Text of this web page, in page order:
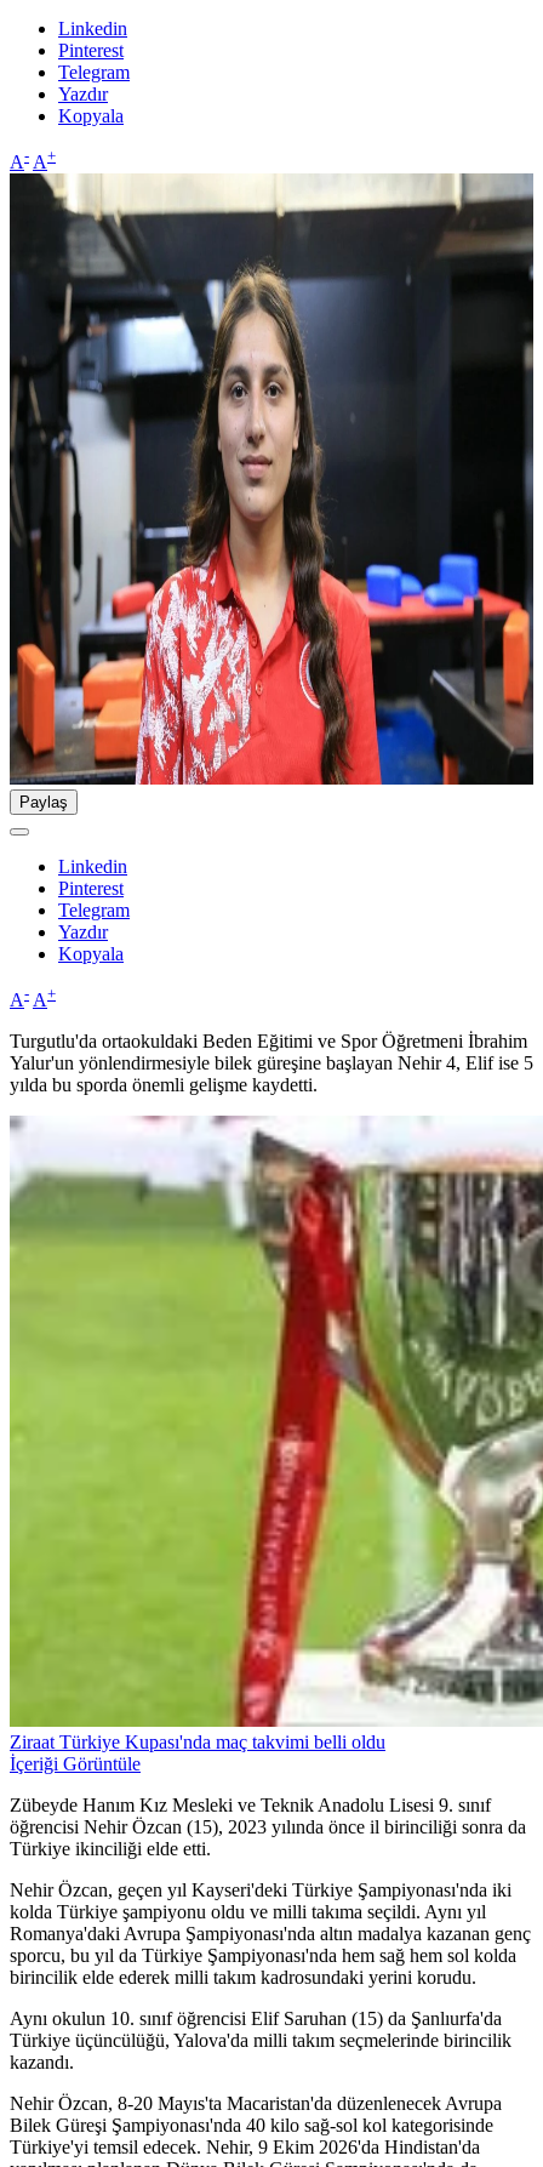
Linkedin
Pinterest
Telegram
Yazdır
Kopyala
A- A+
Paylaş
Linkedin
Pinterest
Telegram
Yazdır
Kopyala
A- A+
Turgutlu'da ortaokuldaki Beden Eğitimi ve Spor Öğretmeni İbrahim
Yalur'un yönlendirmesiyle bilek güreşine başlayan Nehir 4, Elif ise 5
yılda bu sporda önemli gelişme kaydetti.
Ziraat Türkiye Kupası'nda maç takvimi belli oldu
İçeriği Görüntüle
Zübeyde Hanım Kız Mesleki ve Teknik Anadolu Lisesi 9. sınıf
öğrencisi Nehir Özcan (15), 2023 yılında önce il birinciliği sonra da
Türkiye ikinciliği elde etti.
Nehir Özcan, geçen yıl Kayseri'deki Türkiye Şampiyonası'nda iki
kolda Türkiye şampiyonu oldu ve milli takıma seçildi. Aynı yıl
Romanya'daki Avrupa Şampiyonası'nda altın madalya kazanan genç
sporcu, bu yıl da Türkiye Şampiyonası'nda hem sağ hem sol kolda
birincilik elde ederek milli takım kadrosundaki yerini korudu.
Aynı okulun 10. sınıf öğrencisi Elif Saruhan (15) da Şanlıurfa'da
Türkiye üçüncülüğü, Yalova'da milli takım seçmelerinde birincilik
kazandı.
Nehir Özcan, 8-20 Mayıs'ta Macaristan'da düzenlenecek Avrupa
Bilek Güreşi Şampiyonası'nda 40 kilo sağ-sol kol kategorisinde
Türkiye'yi temsil edecek. Nehir, 9 Ekim 2026'da Hindistan'da